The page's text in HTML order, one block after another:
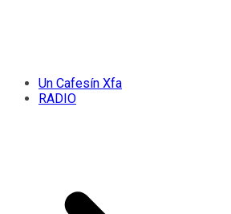
Un Cafesín Xfa
RADIO